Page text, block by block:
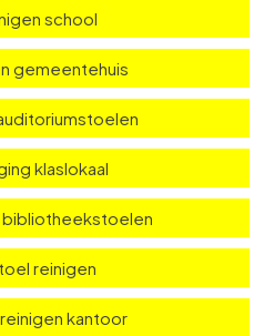
zaal
school
school
gemeentehuis
klaslokaal